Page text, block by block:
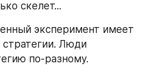
скелет...
эксперимент имеет
Люди
по-разному.